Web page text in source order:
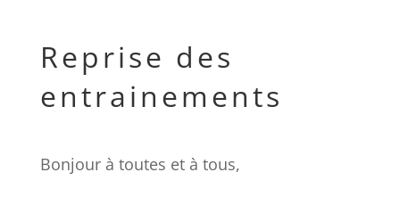
Reprise des
entrainements
Bonjour à toutes et à tous,